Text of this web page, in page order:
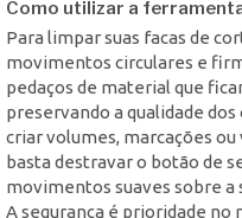
Como utilizar a
Para limpar suas facas de
movimentos circulares e
pedaços de material que
preservando a qualidade
criar volumes, marcações ou
basta destravar o botão de
movimentos suaves sobre a
A segurança é prioridade no